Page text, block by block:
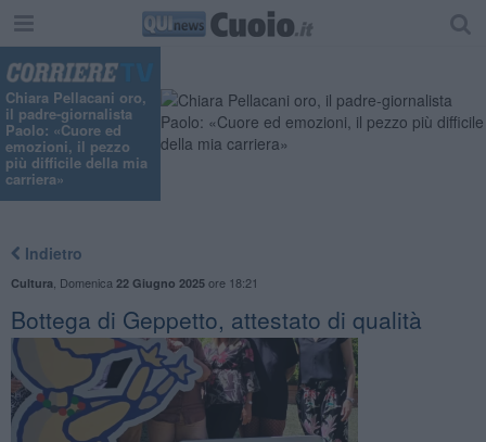
Chiara Pellacani oro,
il padre-giornalista
Paolo: «Cuore ed
emozioni, il pezzo
più difficile della mia
carriera»
Indietro
Cultura Domenica 22 Giugno 2025ore 18:21
Bottega di Geppetto, attestato di qualità